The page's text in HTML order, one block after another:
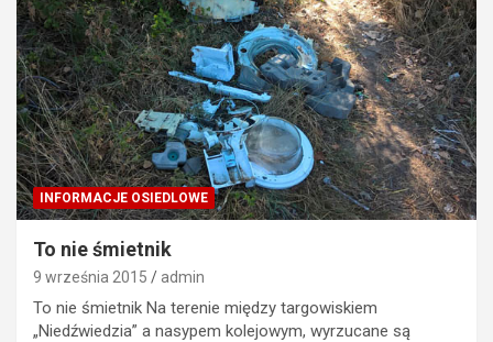
INFORMACJE OSIEDLOWE
To nie śmietnik
9 września 2015 admin
To nie śmietnik Na terenie między targowiskiem
„Niedźwiedzia” a nasypem kolejowym, wyrzucane są